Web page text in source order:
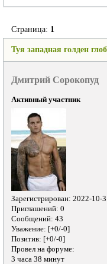
Туя западная голден глоб
Страница: 1
Дмитрий Сорокопуд
Активный участник
Зарегистрирован: 2022-10-
Приглашений: 0
Сообщений: 43
Уважение: [+0/-0]
Позитив: [+0/-0]
Провел на форуме:
3 часа 38 минут